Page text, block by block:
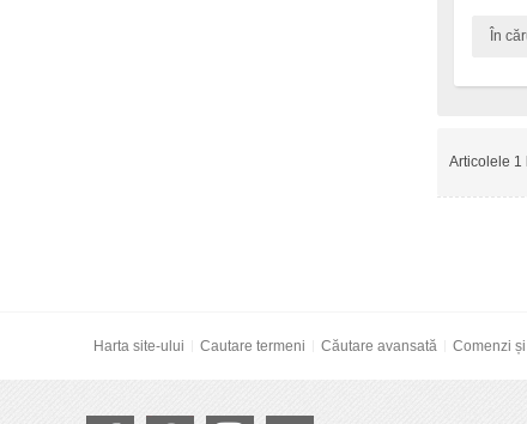
În
Articolele 1
Harta site-ului Cautare termeni Căutare avansată Comenzi